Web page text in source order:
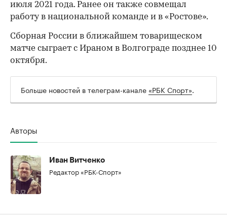
00:00 / 00:00
июля 2021 года. Ранее он также совмещал
работу в национальной команде и в «Ростове».
Сборная России в ближайшем товарищеском
матче сыграет с Ираном в Волгограде позднее 10
октября.
Больше новостей в телеграм-канале «РБК Спорт».
Авторы
Иван Витченко
Редактор «РБК-Спорт»